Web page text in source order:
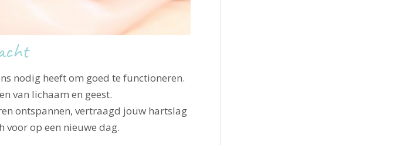
nodig heeft om goed te functioneren.
van lichaam en geest.
ontspannen, vertraagd jouw hartslag
voor op een nieuwe dag.